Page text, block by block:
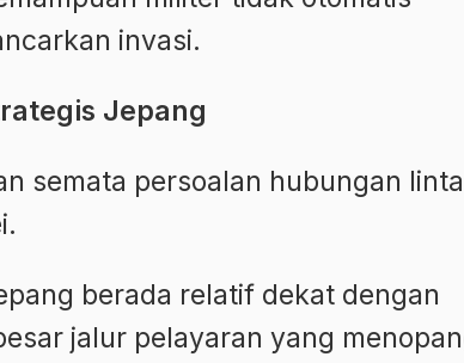
invasi.
Jepang
semata persoalan hubungan
berada relatif dekat dengan
jalur pelayaran yang